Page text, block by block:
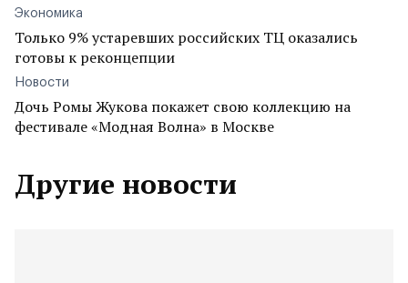
Экономика
Только 9% устаревших российских ТЦ оказались
готовы к реконцепции
Новости
Дочь Ромы Жукова покажет свою коллекцию на
фестивале «Модная Волна» в Москве
Другие новости